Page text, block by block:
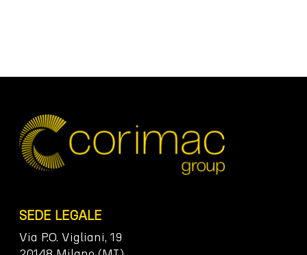
SEDE LEGALE
Via P.O. Vigliani, 19